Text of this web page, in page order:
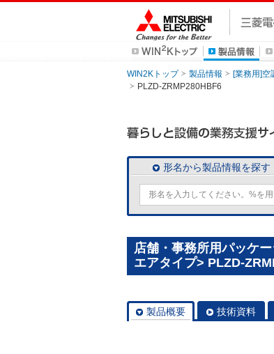
WIN2Kトップ 製品情報 [業務用]空
PLZD-ZRMP280HBF6
形名から製品情報を探す
店舗・事務所用パッケ
エアタイプ> PLZD-
製品概要 技術資料